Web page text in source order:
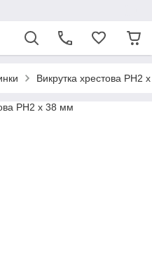
Викрутка хрестова PH2